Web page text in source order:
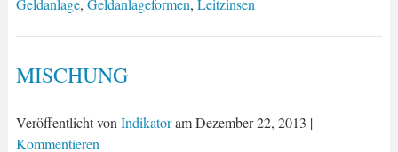
Geldanlage, Geldanlageformen, Leitzinsen
MISCHUNG
Veröffentlicht von IndikatoramDezember 22, 2013 |
Kommentieren